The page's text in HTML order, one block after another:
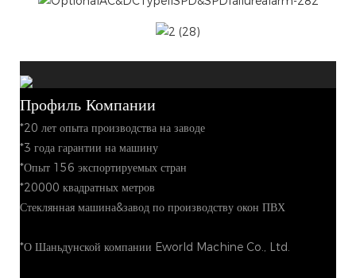
Профиль Компании
*20 лет опыта производства на заводе
*3 года гарантии на машину
*Опыт 156 экспортируемых стран
*20000 квадратных метров
Стеклянная машина&завод по производству окон ПВХ
*О Шаньдунской компании Eworld Machine Co., Ltd.